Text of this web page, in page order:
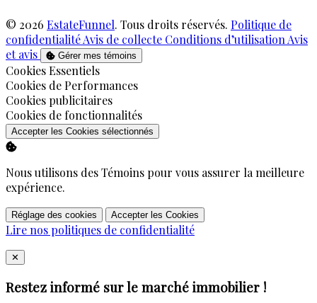
© 2026 EstateFunnel. Tous droits réservés. Politique de
confidentialitéAvis de collecte Conditions d’utilisationAvis
et avis
Gérer mes témoins
Activer
Cookies Essentiels
Activer
Cookies de Performances
Activer
Cookies publicitaires
Activer
Cookies de fonctionnalités
Accepter les Cookies sélectionnés
Nous utilisons des Témoins pour vous assurer la meilleure
expérience.
Réglage des cookies Accepter les Cookies
Lire nos politiques de confidentialité
Close
✕
Restez informé sur le marché immobilier !